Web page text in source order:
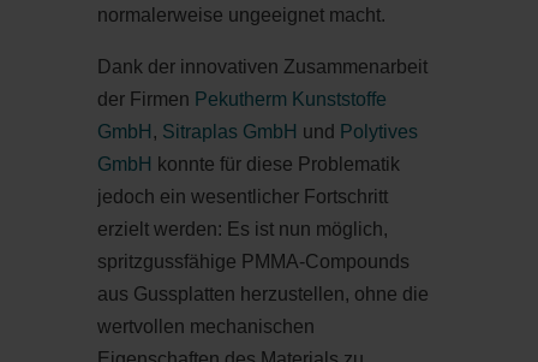
normalerweise ungeeignet macht.
Dank der innovativen Zusammenarbeit
der Firmen Pekutherm Kunststoffe
GmbH , Sitraplas GmbH und Polytives
GmbH konnte für diese Problematik
jedoch ein wesentlicher Fortschritt
erzielt werden: Es ist nun möglich,
spritzgussfähige PMMA-Compounds
aus Gussplatten herzustellen, ohne die
wertvollen mechanischen